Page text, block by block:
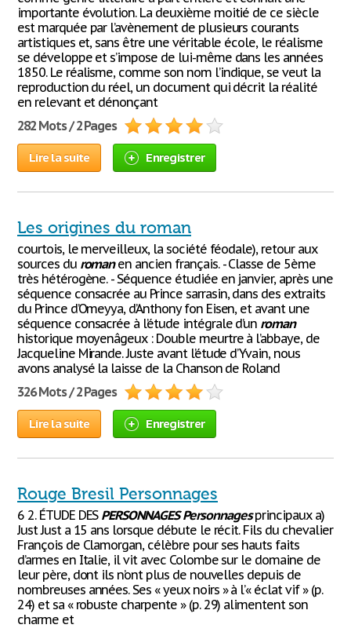
importante évolution. La deuxième moitié de ce siècle
est marquée par l’avènement de plusieurs courants
artistiques et, sans être une véritable école, le réalisme
se développe et s’impose de lui-même dans les années
1850. Le réalisme, comme son nom l’indique, se veut la
reproduction du réel, un document qui décrit la réalité
en relevant et dénonçant
282 Mots / 2 Pages
Lire la suite Enregistrer
Les origines du roman
courtois, le merveilleux, la société féodale), retour aux
sources du romanen ancien français. - Classe de 5ème
très hétérogène. - Séquence étudiée en janvier, après une
séquence consacrée au Prince sarrasin, dans des extraits
du Prince d’Omeyya, d’Anthony fon Eisen, et avant une
séquence consacrée à l’étude intégrale d’un roman
historique moyenâgeux : Double meurtre à l’abbaye, de
Jacqueline Mirande. Juste avant l’étude d’Yvain, nous
avons analysé la laisse de la Chanson de Roland
326 Mots / 2 Pages
Lire la suite Enregistrer
Rouge Bresil Personnages
6 2. ÉTUDE DES PERSONNAGES Personnagesprincipaux a)
Just Just a 15 ans lorsque débute le récit. Fils du chevalier
François de Clamorgan, célèbre pour ses hauts faits
d’armes en Italie, il vit avec Colombe sur le domaine de
leur père, dont ils n’ont plus de nouvelles depuis de
nombreuses années. Ses « yeux noirs » à l’« éclat vif » (p.
24) et sa « robuste charpente » (p. 29) alimentent son
charme et